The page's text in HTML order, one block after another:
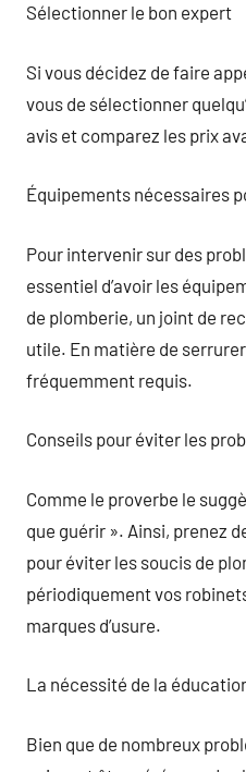
Sélectionner le bon expert
Si vous décidez de faire
vous de sélectionner
avis et comparez les prix
Équipements nécessaires
Pour intervenir sur des
essentiel d’avoir les
de plomberie, un joint de
utile. En matière de
fréquemment requis.
Conseils pour éviter les
Comme le proverbe le
que guérir ». Ainsi, prenez
pour éviter les soucis de
périodiquement vos
marques d’usure.
La nécessité de la
Bien que de nombreux